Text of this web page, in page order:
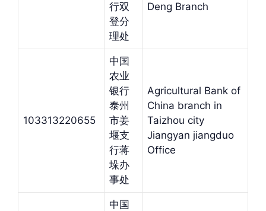
行双
登分
理处
Deng Branch
103313220655
中国
农业
银行
泰州
市姜
堰支
行蒋
垛办
事处
Agricultural Bank of
China branch in
Taizhou city
Jiangyan jiangduo
Office
中国